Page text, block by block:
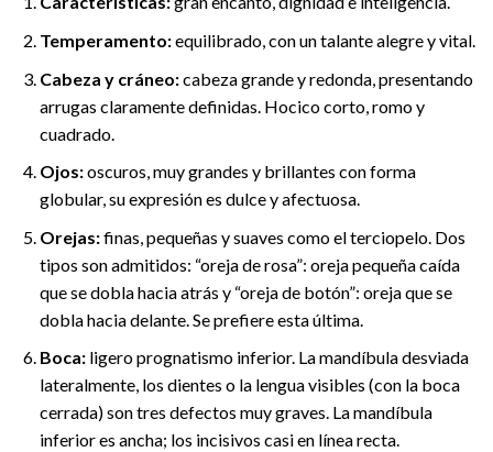
Temperamento:equilibrado, con un talante alegre y vital.
Cabeza y cráneo:cabeza grande y redonda, presentando
arrugas claramente definidas. Hocico corto, romo y
cuadrado.
Ojos:oscuros, muy grandes y brillantes con forma
globular, su expresión es dulce y afectuosa.
Orejas:finas, pequeñas y suaves como el terciopelo. Dos
tipos son admitidos: “oreja de rosa”: oreja pequeña caída
que se dobla hacia atrás y “oreja de botón”: oreja que se
dobla hacia delante. Se prefiere esta última.
Boca:ligero prognatismo inferior. La mandíbula desviada
lateralmente, los dientes o la lengua visibles (con la boca
cerrada) son tres defectos muy graves. La mandíbula
inferior es ancha; los incisivos casi en línea recta.